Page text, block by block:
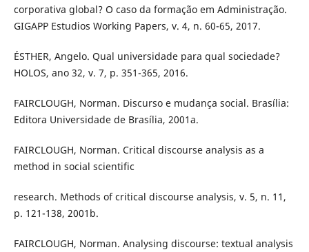
corporativa global? O caso da formação em Administração.
GIGAPP Estudios Working Papers, v. 4, n. 60-65, 2017.
ÉSTHER, Angelo. Qual universidade para qual sociedade?
HOLOS, ano 32, v. 7, p. 351-365, 2016.
FAIRCLOUGH, Norman. Discurso e mudança social. Brasília:
Editora Universidade de Brasília, 2001a.
FAIRCLOUGH, Norman. Critical discourse analysis as a
method in social scientific
research. Methods of critical discourse analysis, v. 5, n. 11,
p. 121-138, 2001b.
FAIRCLOUGH, Norman. Analysing discourse: textual analysis